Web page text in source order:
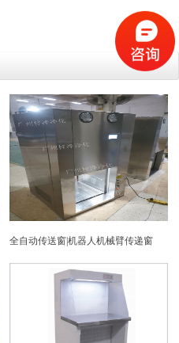
全自动传送窗|机器人机械臂传递窗